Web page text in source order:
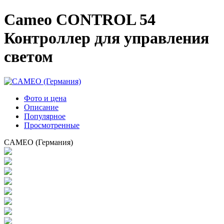
Cameo CONTROL 54
Контроллер для управления
светом
Фото и цена
Описание
Популярное
Просмотренные
CAMEO (Германия)